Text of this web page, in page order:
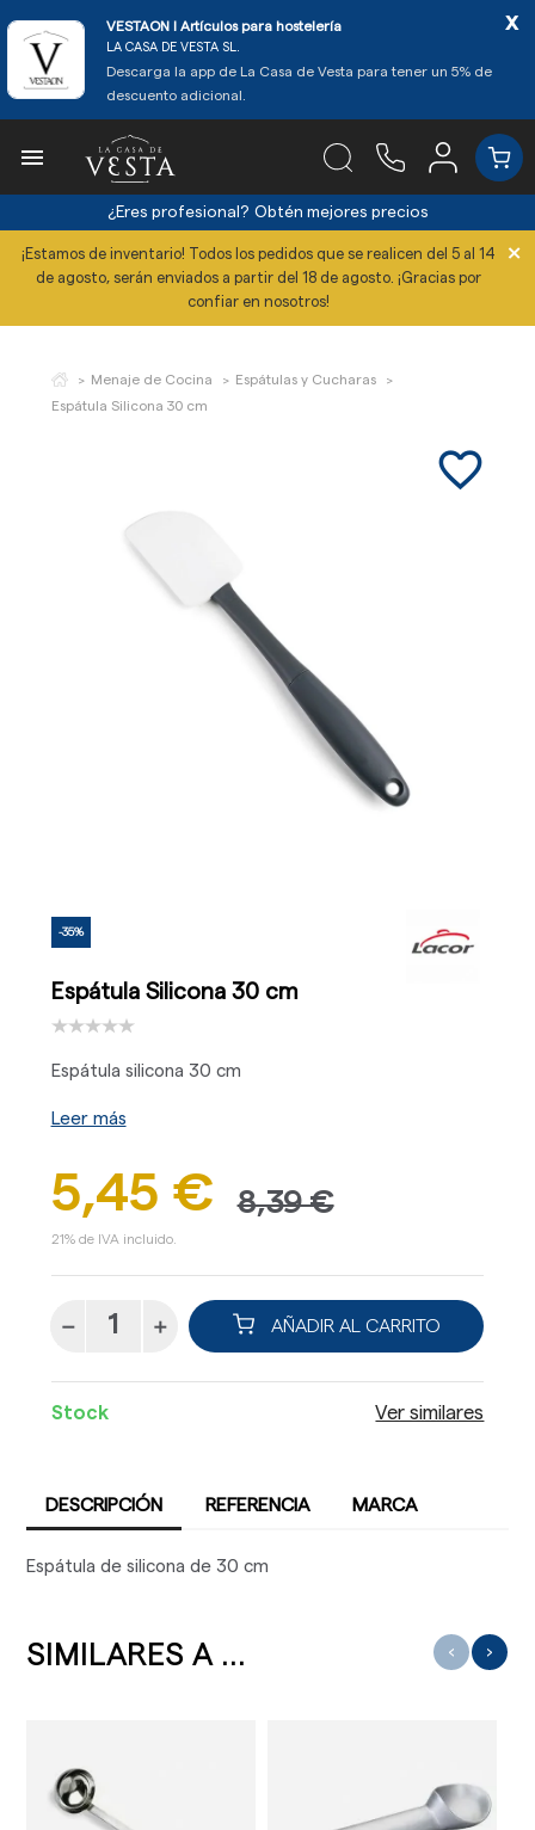
VESTAON l Artículos para hostelería
LA CASA DE VESTA SL.
Descarga la app de La Casa de Vesta para tener un 5% de
descuento adicional.
x

¿Eres profesional? Obtén mejores precios
¡Estamos de inventario! Todos los pedidos que se realicen del 5 al 14
de agosto, serán enviados a partir del 18 de agosto. ¡Gracias por
confiar en nosotros!
×
Menaje de Cocina
Espátulas y Cucharas
Espátula Silicona 30 cm
favorite_border
-35%
Espátula Silicona 30 cm
Espátula silicona 30 cm
Leer más
5,45 € 8,39 €
21% de IVA incluido.
AÑADIR AL CARRITO
Stock Ver similares
DESCRIPCIÓN REFERENCIA MARCA
Espátula de silicona de 30 cm
SIMILARES A ... ‹ ›